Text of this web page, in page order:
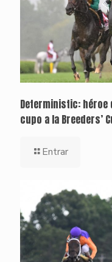
Deterministic: héroe
cupo a la Breeders’
Entrar